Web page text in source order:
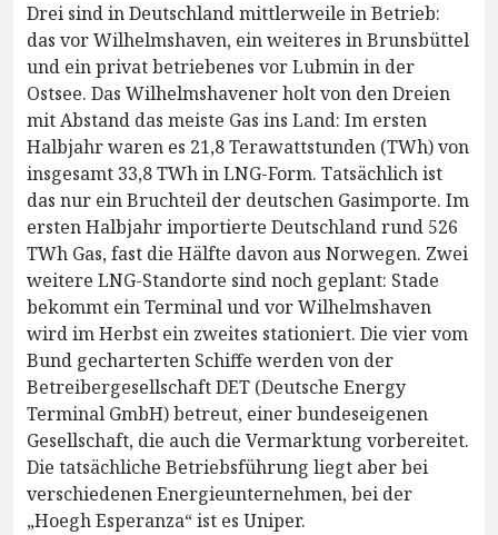
Drei sind in Deutschland mittlerweile in Betrieb:
das vor Wilhelmshaven, ein weiteres in Brunsbüttel
und ein privat betriebenes vor Lubmin in der
Ostsee. Das Wilhelmshavener holt von den Dreien
mit Abstand das meiste Gas ins Land: Im ersten
Halbjahr waren es 21,8 Terawattstunden (TWh) von
insgesamt 33,8 TWh in LNG-Form. Tatsächlich ist
das nur ein Bruchteil der deutschen Gasimporte. Im
ersten Halbjahr importierte Deutschland rund 526
TWh Gas, fast die Hälfte davon aus Norwegen. Zwei
weitere LNG-Standorte sind noch geplant: Stade
bekommt ein Terminal und vor Wilhelmshaven
wird im Herbst ein zweites stationiert. Die vier vom
Bund gecharterten Schiffe werden von der
Betreibergesellschaft DET (Deutsche Energy
Terminal GmbH) betreut, einer bundeseigenen
Gesellschaft, die auch die Vermarktung vorbereitet.
Die tatsächliche Betriebsführung liegt aber bei
verschiedenen Energieunternehmen, bei der
„Hoegh Esperanza“ ist es Uniper.